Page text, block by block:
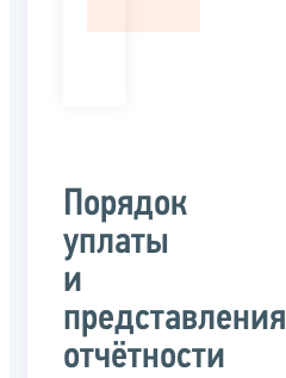
Порядок
уплаты
и
представления
отчётности